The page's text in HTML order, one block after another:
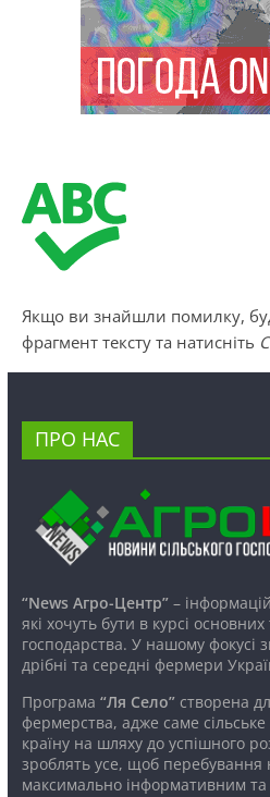
Якщо ви знайшли помилку,
фрагмент тексту та натисніть
ПРО НАС
“News Агро-Центр”–
які хочуть бути в курсі основних
господарства. У нашому фокусі
дрібні та середні фермери
Програма “Ля Село”створена
фермерства, адже саме
країну на шляху до успішного
зроблять усе, щоб перебування
максимально інформативним та